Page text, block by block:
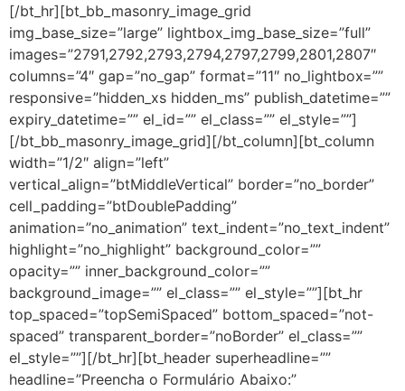
[/bt_hr][bt_bb_masonry_image_grid
img_base_size=”large” lightbox_img_base_size=”full”
images=”2791,2792,2793,2794,2797,2799,2801,2807″
columns=”4″ gap=”no_gap” format=”11″ no_lightbox=””
responsive=”hidden_xs hidden_ms” publish_datetime=””
expiry_datetime=”” el_id=”” el_class=”” el_style=””]
[/bt_bb_masonry_image_grid][/bt_column][bt_column
width=”1/2″ align=”left”
vertical_align=”btMiddleVertical” border=”no_border”
cell_padding=”btDoublePadding”
animation=”no_animation” text_indent=”no_text_indent”
highlight=”no_highlight” background_color=””
opacity=”” inner_background_color=””
background_image=”” el_class=”” el_style=””][bt_hr
top_spaced=”topSemiSpaced” bottom_spaced=”not-
spaced” transparent_border=”noBorder” el_class=””
el_style=””][/bt_hr][bt_header superheadline=””
headline=”Preencha o Formulário Abaixo:”